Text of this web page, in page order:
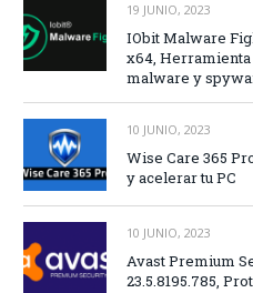
19 JUNIO, 2023
IObit Malware
x64,
malware y
10 JUNIO, 2023
Wise Care 365
y acelerar tu PC
10 JUNIO, 2023
Avast Premium
23.5.8195.785,